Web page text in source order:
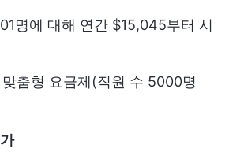
명에 대해 연간 $15,045부터 시
맞춤형 요금제(직원 수 5000명